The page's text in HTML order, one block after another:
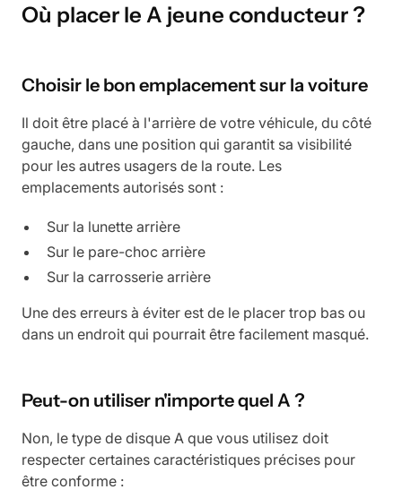
Où placer le A jeune conducteur ?
Choisir le bon emplacement sur la voiture
Il doit être placé à l'arrière de votre véhicule, du côté
gauche, dans une position qui garantit sa visibilité
pour les autres usagers de la route. Les
emplacements autorisés sont :
Sur la lunette arrière
Sur le pare-choc arrière
Sur la carrosserie arrière
Une des erreurs à éviter est de le placer trop bas ou
dans un endroit qui pourrait être facilement masqué.
Peut-on utiliser n'importe quel A ?
Non, le type de disque A que vous utilisez doit
respecter certaines caractéristiques précises pour
être conforme :